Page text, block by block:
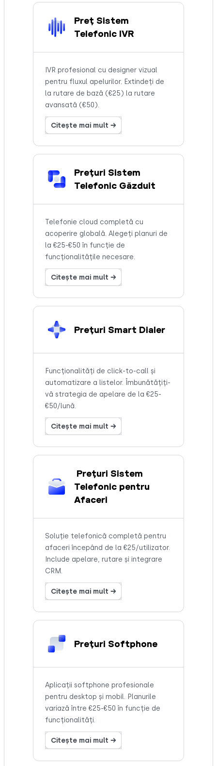
Preț Sistem
Telefonic IVR
IVR profesional cu designer vizual
pentru fluxul apelurilor. Extindeți de
la rutare de bază (€25) la rutare
avansată (€50).
Citește mai mult →
Prețuri Sistem
Telefonic Găzduit
Telefonie cloud completă cu
acoperire globală. Alegeți planuri de
la €25-€50 în funcție de
funcționalitățile necesare.
Citește mai mult →
Prețuri Smart Dialer
Funcționalități de click-to-call și
automatizare a listelor. Îmbunătățiți-
vă strategia de apelare de la €25-
€50/lună.
Citește mai mult →
Prețuri Sistem
Telefonic pentru
Afaceri
Soluție telefonică completă pentru
afaceri începând de la €25/utilizator.
Include apelare, rutare și integrare
CRM.
Citește mai mult →
Prețuri Softphone
Aplicații softphone profesionale
pentru desktop și mobil. Planurile
variază între €25-€50 în funcție de
funcționalități.
Citește mai mult →